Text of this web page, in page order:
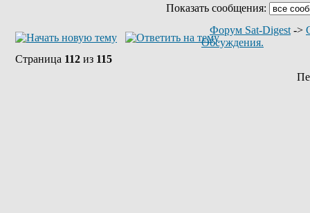
Показать сообщения:
Форум Sat-Digest ->
Обсуждения.
Страница 112 из 115